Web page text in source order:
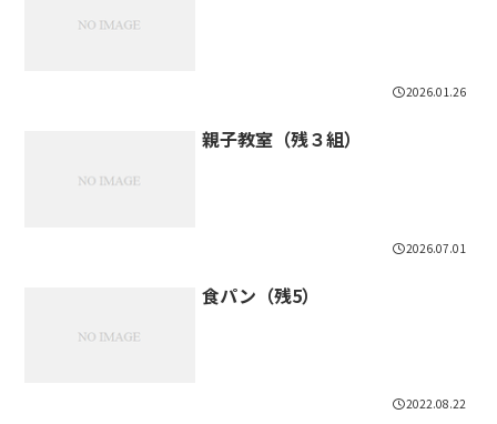
2026.01.26
親子教室（残３組）
2026.07.01
食パン（残5）
2022.08.22